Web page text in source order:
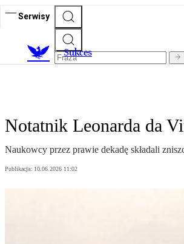
Serwisy
Sukces
Notatnik Leonarda da
Naukowcy przez prawie dekadę składali
Publikacja: 10.06.2026 11:02